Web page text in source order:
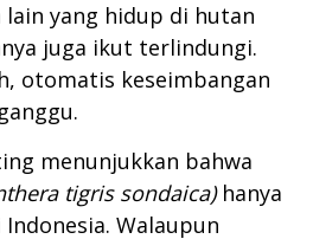
lain yang hidup di hutan
juga ikut terlindungi.
otomatis keseimbangan
menunjukkan bahwa
tigris sondaica)hanya
Walaupun